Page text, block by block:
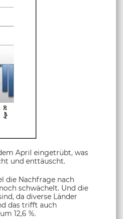
April eingetrübt, was
und enttäuscht.
die Nachfrage nach
schwächelt. Und die
da diverse Länder
das trifft auch
12,6 %.